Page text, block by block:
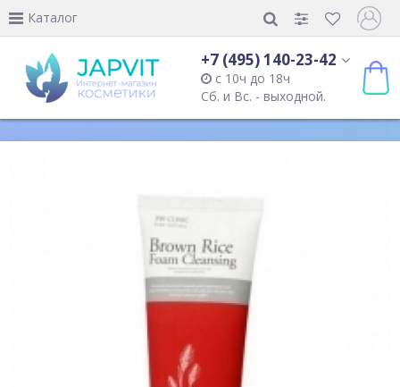
Каталог
+7 (495) 140-23-42
с 10ч до 18ч
Сб. и Вс. - выходной.